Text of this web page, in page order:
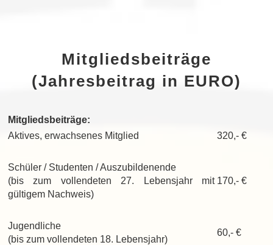
Mitgliedsbeiträge
(Jahresbeitrag in EURO)
Mitgliedsbeiträge:
Aktives, erwachsenes Mitglied
320,- €
Schüler / Studenten / Auszubildenende
(bis zum vollendeten 27. Lebensjahr mit
gültigem Nachweis)
170,- €
Jugendliche
(bis zum vollendeten 18. Lebensjahr)
60,- €